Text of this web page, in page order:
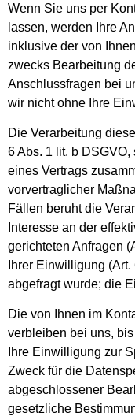
Wenn Sie uns per
lassen, werden Ihre
inklusive der von
zwecks Bearbeitung
Anschlussfragen bei
wir nicht ohne Ihre
Die Verarbeitung
6 Abs. 1 lit. b
eines Vertrags
vorvertraglicher
Fällen beruht die
Interesse an der
gerichteten Anfragen
Ihrer Einwilligung
abgefragt wurde; die
Die von Ihnen im
verbleiben bei uns,
Ihre Einwilligung zur
Zweck für die
abgeschlossener
gesetzliche